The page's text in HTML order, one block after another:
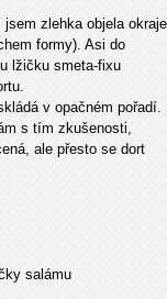
zlehka objela okraje
formy). Asi do
lžičku smeta-fixu
v opačném pořadí.
s tím zkušenosti,
ale přesto se dort
salámu